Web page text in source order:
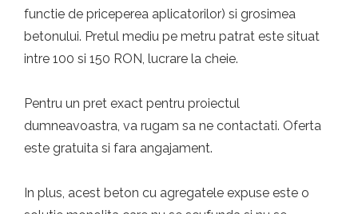
functie de priceperea aplicatorilor) si grosimea
betonului. Pretul mediu pe metru patrat este situat
intre 100 si 150 RON, lucrare la cheie.
Pentru un pret exact pentru proiectul
dumneavoastra, va rugam sa ne contactati. Oferta
este gratuita si fara angajament.
In plus, acest beton cu agregatele expuse este o